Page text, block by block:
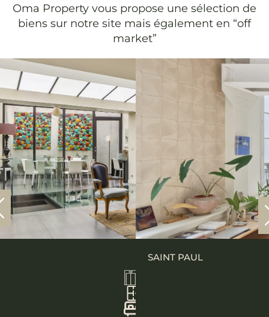
Oma Property vous propose une sélection de
biens sur notre site mais également en “off
market”
SAINT PAUL